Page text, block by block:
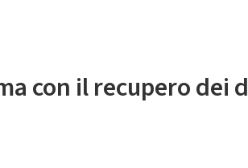
con il recupero dei